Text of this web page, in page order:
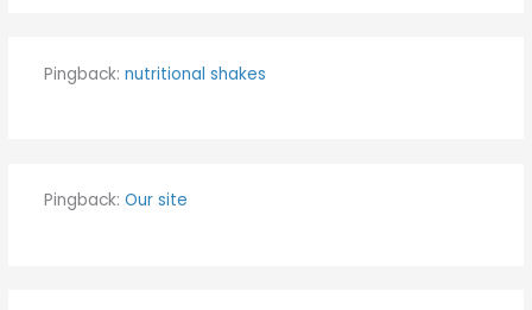
Pingback: nutritional shakes
Pingback: Our site